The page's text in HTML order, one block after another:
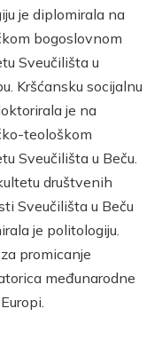
je diplomirala na
bogoslovnom
Sveučilišta u
Kršćansku socijalnu
je na
teološkom
Sveučilišta u Beču.
društvenih
Sveučilišta u Beču
je politologiju.
promicanje
međunarodne